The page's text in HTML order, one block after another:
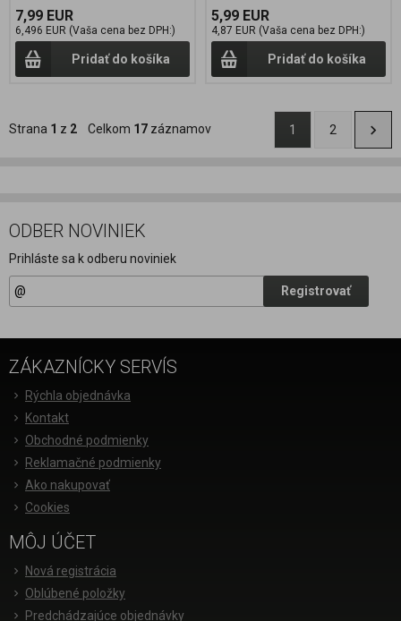
7,99 EUR
6,496 EUR (Vaša cena bez DPH:)
Pridať do košíka
5,99 EUR
4,87 EUR (Vaša cena bez DPH:)
Pridať do košíka
Strana 1 z 2 Celkom 17 záznamov 1 2
ODBER NOVINIEK
Prihláste sa k odberu noviniek
Registrovať
ZÁKAZNÍCKY SERVÍS
Rýchla objednávka
Kontakt
Obchodné podmienky
Reklamačné podmienky
Ako nakupovať
Cookies
MÔJ ÚČET
Nová registrácia
Oblúbené položky
Predchádzajúce objednávky